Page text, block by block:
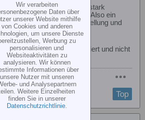
auf den Fotos nicht so stark
man sie kaum sehen. Also ein
jetzt aber eine reine Feststellung und
beim Anlaufen passiert und nicht
Top
Wir verarbeiten
Daten über
unserer Website mithilfe
von Cookies und anderen
um unsere Dienste
Werbung zu
personalisieren und
Websiteaktivitäten zu
analysieren. Wir können
Informationen über
unsere Nutzer mit unseren
und Analysepartnern
Weitere Einzelheiten
finden Sie in unserer
Datenschutzrichtlinie.